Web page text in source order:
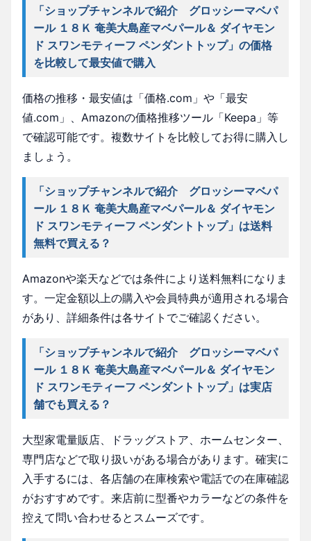
「ショップチャンネルで紹介 グロッシーマベパ
ール １８Ｋ 奄美大島産マベパール＆ ダイヤモン
ド スワンモティーフ ペンダントトップ」の価格
を比較して最安値で購入
価格の推移・最安値は「価格.com」や「最安
値.com」、Amazonの価格推移ツール「Keepa」等
で確認可能です。複数サイトを比較してお得に購入し
ましょう。
「ショップチャンネルで紹介 グロッシーマベパ
ール １８Ｋ 奄美大島産マベパール＆ ダイヤモン
ド スワンモティーフ ペンダントトップ」は送料
無料で買える？
Amazonや楽天などでは条件により送料無料になりま
す。一定金額以上の購入や会員特典が適用される場合
があり、詳細条件は各サイトでご確認ください。
「ショップチャンネルで紹介 グロッシーマベパ
ール １８Ｋ 奄美大島産マベパール＆ ダイヤモン
ド スワンモティーフ ペンダントトップ」は実店
舗でも買える？
大型家電量販店、ドラッグストア、ホームセンター、
専門店などで取り扱いがある場合があります。確実に
入手するには、各店舗の在庫検索や電話での在庫確認
がおすすめです。来店前に型番やカラーなどの条件を
控えて問い合わせるとスムーズです。